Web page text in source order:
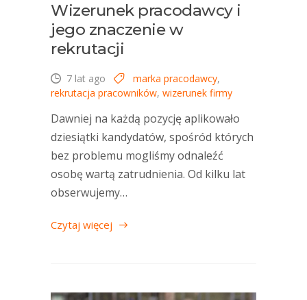
Wizerunek pracodawcy i
jego znaczenie w
rekrutacji
7 lat ago marka pracodawcy,
rekrutacja pracowników, wizerunek firmy
Dawniej na każdą pozycję aplikowało
dziesiątki kandydatów, spośród których
bez problemu mogliśmy odnaleźć
osobę wartą zatrudnienia. Od kilku lat
obserwujemy…
Czytaj więcej